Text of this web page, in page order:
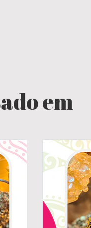
em